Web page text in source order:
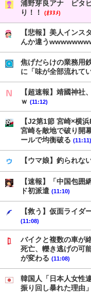
浦野芽良アナ ピタ
り！！
(ｵﾇﾇﾒ)
【悲報】美人インス
んか違う
焦げだらけの業務用
に「味が全部流れて
【超速報】靖國神社
ｗ (11:12)
【J2第1節 宮崎×横
宮崎を敵地で破り開
ールで均衡破る (11:11)
【ウマ娘】釣られな
【速報】「中国包囲
ド初派遣 (11:10)
【救う】仮面ライ
(11:08)
バイクと複数の車が
死亡、轢き逃げの可
が変わる (11:08)
韓国人「日本人女性
振り回し暴れた理由」